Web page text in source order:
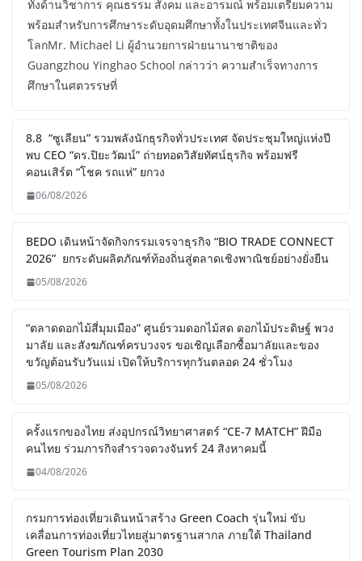
ทั้งด้านวิชาการ คุณธรรม สังคม และอารมณ์ พร้อมเตรียมความ
พร้อมสำหรับการศึกษาระดับอุดมศึกษาทั้งในประเทศจีนและทั่ว
โลกMr. Michael Li ผู้อำนวยการฝ่ายนานาชาติของ
Guangzhou Yinghao School กล่าวว่า ความสำเร็จทางการ
ศึกษาในศตวรรษที่
8.8 “ซูเลียน” รวมพลังนักธุรกิจทั่วประเทศ จัดประชุมใหญ่แห่งปี
พบ CEO “ดร.ปิยะวัฒน์” ถ่ายทอดวิสัยทัศน์ธุรกิจ พร้อมฟรี
คอนเสิร์ต “โชค รถแห่” ยกวง
06/08/2026
BEDO เดินหน้าจัดกิจกรรมเจรจาธุรกิจ “BIO TRADE CONNECT
2026” ยกระดับผลิตภัณฑ์ท้องถิ่นสู่ตลาดเชิงพาณิชย์อย่างยั่งยืน
05/08/2026
“ตลาดดอกไม้สี่มุมเมือง” ศูนย์รวมดอกไม้สด ดอกไม้ประดิษฐ์ พวง
มาลัย และสังฆภัณฑ์ครบวงจร ขอเชิญเลือกซื้อมาลัยและของ
ขวัญต้อนรับวันแม่ เปิดให้บริการทุกวันตลอด 24 ชั่วโมง
05/08/2026
ครั้งแรกของไทย ส่งอุปกรณ์วิทยาศาสตร์ “CE-7 MATCH” ฝีมือ
คนไทย ร่วมภารกิจสำรวจดวงจันทร์ 24 สิงหาคมนี้
04/08/2026
กรมการท่องเที่ยวเดินหน้าสร้าง Green Coach รุ่นใหม่ ขับ
เคลื่อนการท่องเที่ยวไทยสู่มาตรฐานสากล ภายใต้ Thailand
Green Tourism Plan 2030